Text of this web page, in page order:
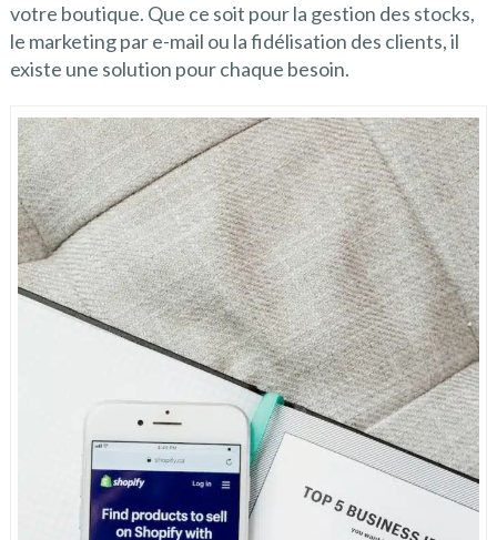
votre boutique. Que ce soit pour la gestion des stocks,
le marketing par e-mail ou la fidélisation des clients, il
existe une solution pour chaque besoin.